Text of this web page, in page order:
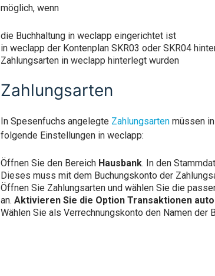
möglich, wenn
die Buchhaltung in weclapp eingerichtet ist
in weclapp der Kontenplan SKR03 oder SKR04
Zahlungsarten in weclapp hinterlegt wurden
Zahlungsarten
In Spesenfuchs angelegte Zahlungsarten müssen
folgende Einstellungen in weclapp:
Öffnen Sie den Bereich Hausbank. In den
Dieses muss mit dem Buchungskonto der
Öffnen Sie Zahlungsarten und wählen Sie die
an.Aktivieren Sie die Option Transaktionen
Wählen Sie als Verrechnungskonto den Namen der